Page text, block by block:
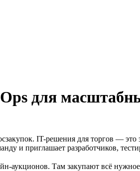
для
IT-решения для торгов —
и приглашает разработчиков,
аукционов. Там закупают всё